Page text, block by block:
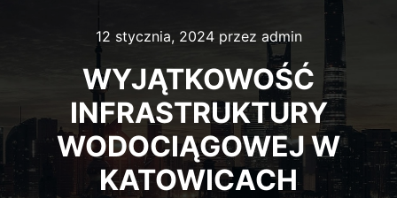
12 stycznia, 2024przez admin
WYJĄTKOWOŚĆ
INFRASTRUKTURY
WODOCIĄGOWEJ W
KATOWICACH